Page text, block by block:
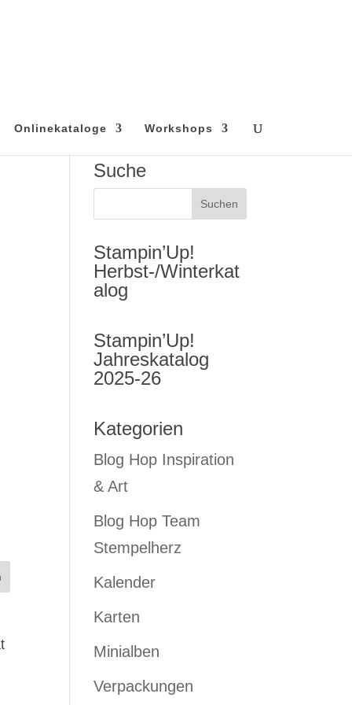
Onlinekataloge Workshops
Suche
Stampin’Up!
Herbst-/Winterkat
alog
Stampin’Up!
Jahreskatalog
2025-26
Kategorien
Blog Hop Inspiration
& Art
Blog Hop Team
Stempelherz
Kalender
Karten
Minialben
Verpackungen